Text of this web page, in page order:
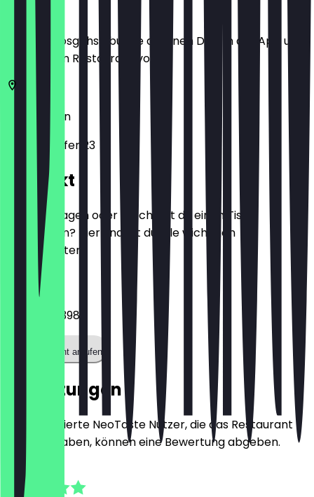
Bevor du losgehst, buche dir einen Deal in der App und
zeige ihn im Restaurant vor.
Berlin
Maybachufer 23
Kontakt
Hast du Fragen oder möchtest du einen Tisch
reservieren? Hier findest du alle wichtigen
Kontaktdaten.
Telefon
03088773398
Restaurant anrufen
Bewertungen
Nur registrierte NeoTaste Nutzer, die das Restaurant
besucht haben, können eine Bewertung abgeben.